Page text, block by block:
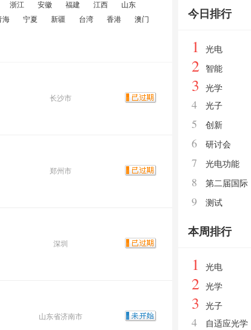
浙江 安徽 福建 江西
山东
海 宁夏 新疆 台湾 香港 澳门
长沙市
郑州市
深圳
山东省济南市
今日排行
1 光电
2 智能
3 光学
4 光子
5 创新
6 研讨会
7 光电功能
8 第二届国际
9 测试
本周排行
1 光电
2 光学
3 光子
4 自适应光学